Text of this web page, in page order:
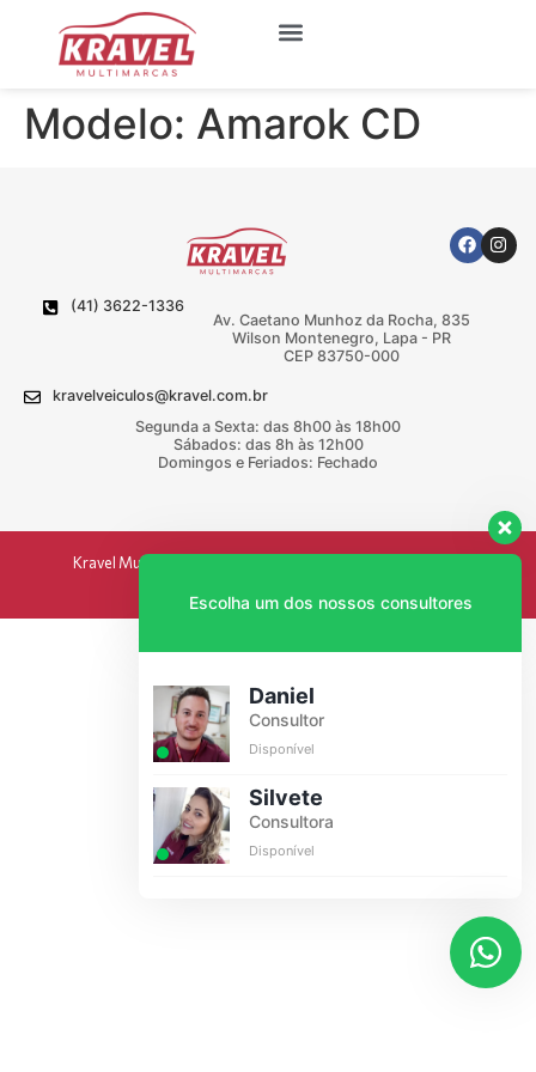
Modelo: Amarok CD
(41) 3622-1336
Av. Caetano Munhoz da Rocha, 835
Wilson Montenegro, Lapa - PR
CEP 83750-000
kravelveiculos@kravel.com.br
Segunda a Sexta: das 8h00 às 18h00
Sábados: das 8h às 12h00
Domingos e Feriados: Fechado
Kravel Multimarcas 2024 - Todos os direitos reservados.
Escolha um dos nossos consultores
Daniel
Consultor
Disponível
Silvete
Consultora
Disponível